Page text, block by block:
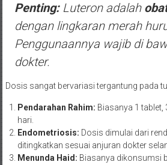
Penting:Luteron adalah
dengan lingkaran merah
Penggunaannya wajib di
dokter.
Dosis sangat bervariasi tergantung pada
Pendarahan Rahim: Biasanya 1 tablet,
hari.
Endometriosis: Dosis dimulai dari
ditingkatkan sesuai anjuran dokter
Menunda Haid: Biasanya dikonsumsi